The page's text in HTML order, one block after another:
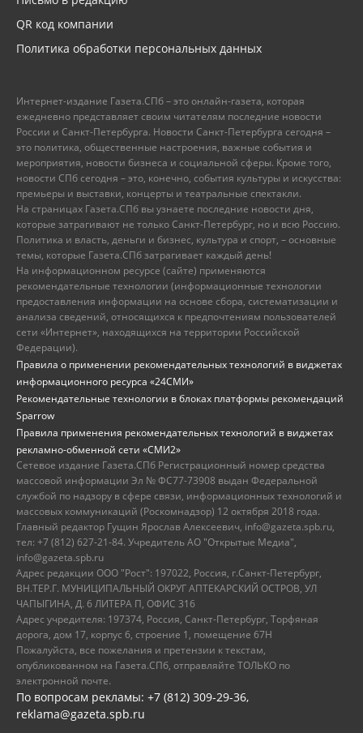
QR код компании
Политика обработки персональных данных
Интернет-издание Газета.СПб – это онлайн-газета, которая
ежедневно представляет своим читателям последние новости
России и Санкт-Петербурга. Новости Санкт-Петербурга сегодня –
это политика, общественные настроения, важные события и
мероприятия, новости бизнеса и социальной сферы. Кроме того,
новости СПб сегодня – это, конечно, события культуры и искусства:
премьеры и выставки, концерты и театральные спектакли.
На страницах Газета.СПб вы узнаете последние новости дня,
которые затрагивают не только Санкт-Петербург, но и всю Россию.
Политика и власть, деньги и бизнес, культура и спорт, – основные
темы, которые Газета.СПб затрагивает каждый день!
На информационном ресурсе (сайте) применяются
рекомендательные технологии (информационные технологии
предоставления информации на основе сбора, систематизации и
анализа сведений, относящихся к предпочтениям пользователей
сети «Интернет», находящихся на территории Российской
Федерации).
Правила о применении рекомендательных технологий в виджетах
информационного ресурса «24СМИ»
Рекомендательные технологии в блоках платформы рекомендаций
Sparrow
Правила применения рекомендательных технологий в виджетах
рекламно-обменной сети «СМИ2»
Сетевое издание Газета.СПб Регистрационный номер средства
массовой информации Эл № ФС77-73908 выдан Федеральной
службой по надзору в сфере связи, информационных технологий и
массовых коммуникаций (Роскомнадзор) 12 октября 2018 года.
Главный редактор Гущин Ярослав Алексеевич, info@gazeta.spb.ru,
тел: +7 (812) 627-21-84. Учредитель АО "Открытые Медиа",
info@gazeta.spb.ru
Адрес редакции ООО "Рост": 197022, Россия, г.Санкт-Петербург,
ВН.ТЕР.Г. МУНИЦИПАЛЬНЫЙ ОКРУГ АПТЕКАРСКИЙ ОСТРОВ, УЛ
ЧАПЫГИНА, Д. 6 ЛИТЕРА П, ОФИС 316
Адрес учредителя: 197374, Россия, Санкт-Петербург, Торфяная
дорога, дом 17, корпус 6, строение 1, помещение 67Н
Пожалуйста, все пожелания и претензии к текстам,
опубликованном на Газета.СПб, отправляйте ТОЛЬКО по
электронной почте.
По вопросам рекламы: +7 (812) 309-29-36,
reklama@gazeta.spb.ru